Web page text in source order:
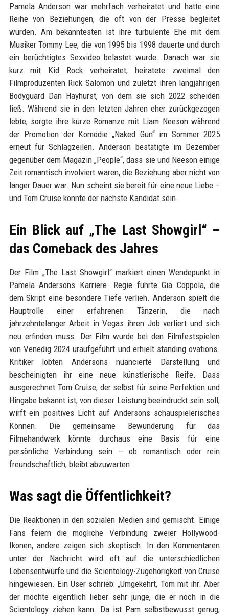
Pamela Anderson war mehrfach verheiratet und hatte eine
Reihe von Beziehungen, die oft von der Presse begleitet
wurden. Am bekanntesten ist ihre turbulente Ehe mit dem
Musiker Tommy Lee, die von 1995 bis 1998 dauerte und durch
ein berüchtigtes Sexvideo belastet wurde. Danach war sie
kurz mit Kid Rock verheiratet, heiratete zweimal den
Filmproduzenten Rick Salomon und zuletzt ihren langjährigen
Bodyguard Dan Hayhurst, von dem sie sich 2022 scheiden
ließ. Während sie in den letzten Jahren eher zurückgezogen
lebte, sorgte ihre kurze Romanze mit Liam Neeson während
der Promotion der Komödie „Naked Gun“ im Sommer 2025
erneut für Schlagzeilen. Anderson bestätigte im Dezember
gegenüber dem Magazin „People“, dass sie und Neeson einige
Zeit romantisch involviert waren, die Beziehung aber nicht von
langer Dauer war. Nun scheint sie bereit für eine neue Liebe –
und Tom Cruise könnte der nächste Kandidat sein.
Ein Blick auf „The Last Showgirl“ –
das Comeback des Jahres
Der Film „The Last Showgirl“ markiert einen Wendepunkt in
Pamela Andersons Karriere. Regie führte Gia Coppola, die
dem Skript eine besondere Tiefe verlieh. Anderson spielt die
Hauptrolle einer erfahrenen Tänzerin, die nach
jahrzehntelanger Arbeit in Vegas ihren Job verliert und sich
neu erfinden muss. Der Film wurde bei den Filmfestspielen
von Venedig 2024 uraufgeführt und erhielt standing ovations.
Kritiker lobten Andersons nuancierte Darstellung und
bescheinigten ihr eine neue künstlerische Reife. Dass
ausgerechnet Tom Cruise, der selbst für seine Perfektion und
Hingabe bekannt ist, von dieser Leistung beeindruckt sein soll,
wirft ein positives Licht auf Andersons schauspielerisches
Können. Die gemeinsame Bewunderung für das
Filmehandwerk könnte durchaus eine Basis für eine
persönliche Verbindung sein – ob romantisch oder rein
freundschaftlich, bleibt abzuwarten.
Was sagt die Öffentlichkeit?
Die Reaktionen in den sozialen Medien sind gemischt. Einige
Fans feiern die mögliche Verbindung zweier Hollywood-
Ikonen, andere zeigen sich skeptisch. In den Kommentaren
unter der Nachricht wird oft auf die unterschiedlichen
Lebensentwürfe und die Scientology-Zugehörigkeit von Cruise
hingewiesen. Ein User schrieb: „Umgekehrt, Tom mit ihr. Aber
der möchte eigentlich lieber sehr junge, die er noch in die
Scientology ziehen kann. Da ist Pam selbstbewusst genug,